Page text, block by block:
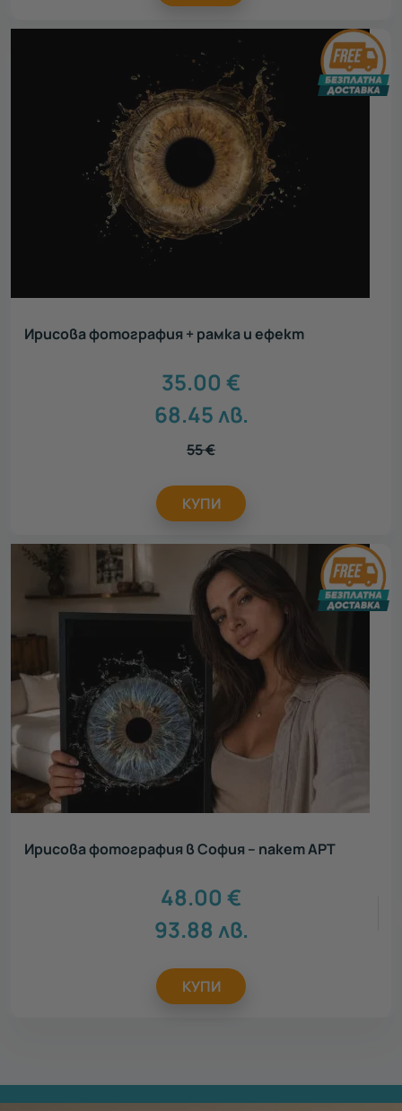
Ирисова фотография + рамка и ефект
35.00 €
68.45лв.
55€
КУПИ
Ирисова фотография в София – пакет АРТ
48.00 €
93.88 лв.
КУПИ